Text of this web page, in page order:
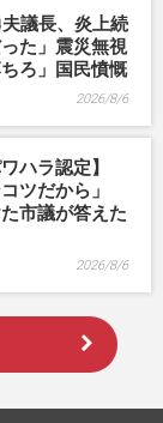
議長、炎上続
た」震災無視
ろ」国民憤慨
2026/8/6
ハラ認定】
ツだから」
市議が答えた
2026/8/6